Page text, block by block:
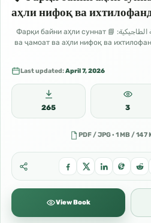
аҳли нифоқ ва
الفرق بين السنة والمنافقين اللغة الطاجيكية: 📘 Фарқи байни аҳли суннат
ва ҷамоат ва аҳли нифоқ ва
Last updated:April 7, 2026
265 3
PDF / JPG · 1 MB / 147
View Book